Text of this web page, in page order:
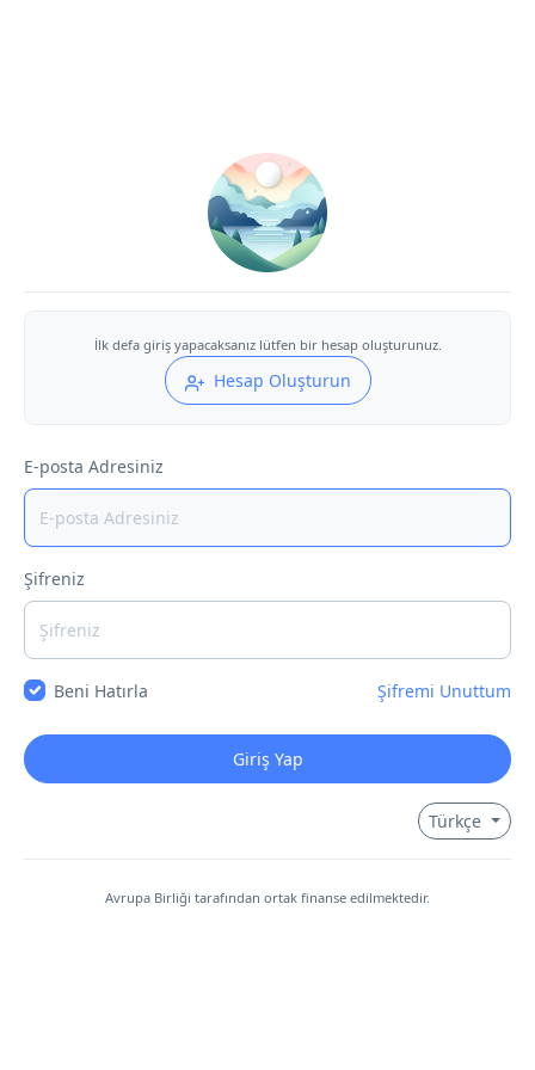
İlk defa giriş yapacaksanız lütfen bir hesap oluşturunuz.
Hesap Oluşturun
E-posta Adresiniz
Şifreniz
Beni Hatırla Şifremi Unuttum
Giriş Yap
Türkçe
Avrupa Birliği tarafından ortak finanse edilmektedir.